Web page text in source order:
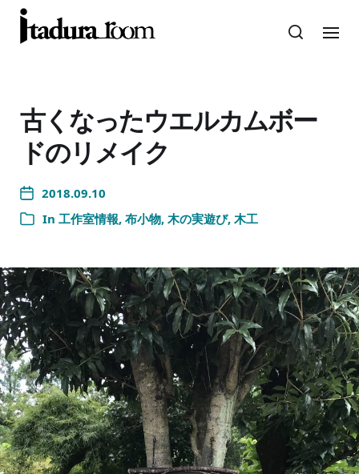
古くなったウエルカムボー
ドのリメイク
2018.09.10
In 工作室情報, 布小物, 木の実遊び, 木工